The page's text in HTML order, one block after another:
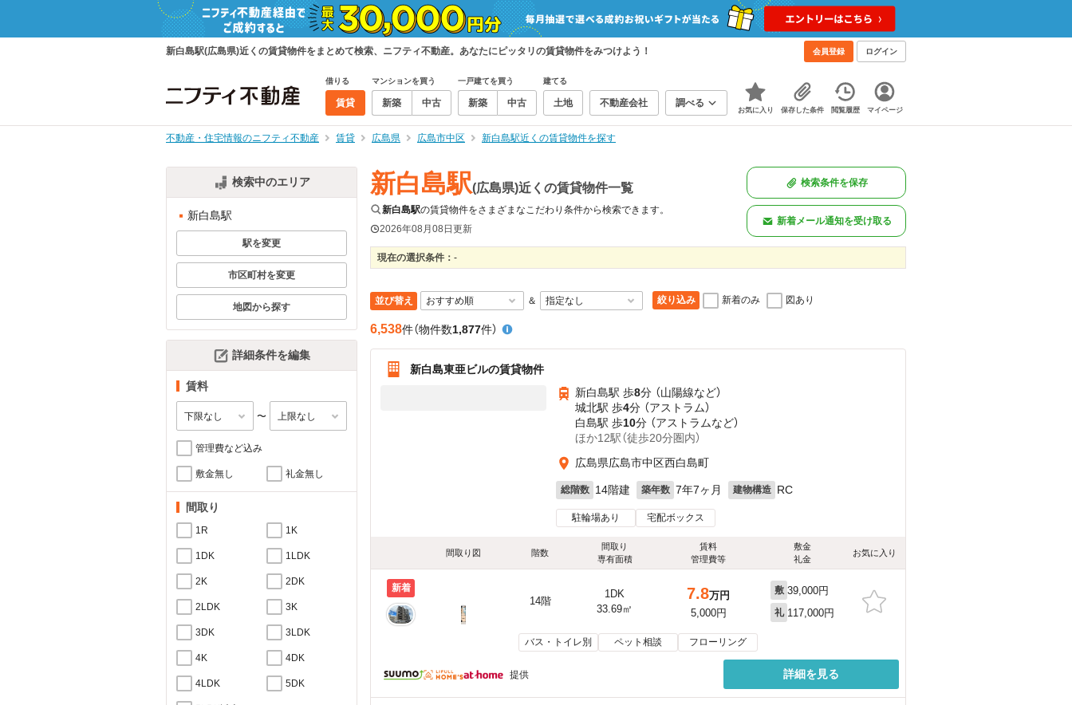
新白島駅(広島県)近くの賃貸物件をまとめて検索、ニフティ不動産。あなたにピッタリの賃貸物件をみつけよう！ 会員登録 ログイン
借りる
賃貸
マンションを買う
新築 中古
一戸建てを買う
新築 中古
建てる
土地 不動産会社 調べる
お気に入り 保存した条件 閲覧履歴 マイページ
不動産・住宅情報のニフティ不動産 賃貸 広島県 広島市中区 新白島駅近くの賃貸物件を探す
検索中のエリア
新白島駅
駅を変更
市区町村を変更
地図から探す
詳細条件を編集
賃料
〜
管理費など込み
敷金無し 礼金無し
間取り
1R 1K
1DK 1LDK
2K 2DK
2LDK 3K
3DK 3LDK
4K 4DK
4LDK 5DK
新白島駅(広島県)近くの賃貸物件一覧
新白島駅の賃貸物件をさまざまなこだわり条件から検索できます。
2026年08月08日更新
検索条件を保存
新着メール通知を受け取る
現在の選択条件： -
並び替え ＆ 絞り込み 新着のみ 図あり
6,538件（物件数1,877件）
新白島東亜ビルの賃貸物件
新白島駅 歩8分 （山陽線など）
城北駅 歩4分 （アストラム）
白島駅 歩10分 （アストラムなど）
ほか12駅（徒歩20分圏内）
広島県広島市中区西白島町
総階数 14階建 築年数 7年7ヶ月 建物構造 RC
駐輪場あり 宅配ボックス
間取り図 階数
間取り
専有面積
賃料
管理費等
敷金
礼金
お気に入り
新着
14階
1DK
33.69㎡
7.8万円
5,000円
敷 39,000円
礼 117,000円
バス・トイレ別 ペット相談 フローリング
提供 詳細を見る